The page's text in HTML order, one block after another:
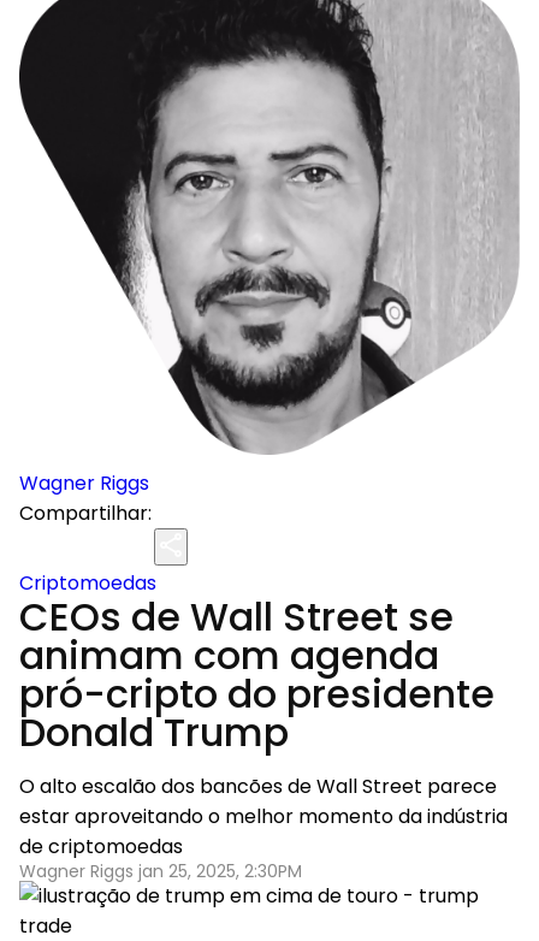
Wagner Riggs
Compartilhar:
Criptomoedas
CEOs de Wall Street se
animam com agenda
pró-cripto do presidente
Donald Trump
O alto escalão dos bancões de Wall Street parece
estar aproveitando o melhor momento da indústria
de criptomoedas
Wagner Riggs jan 25, 2025, 2:30PM